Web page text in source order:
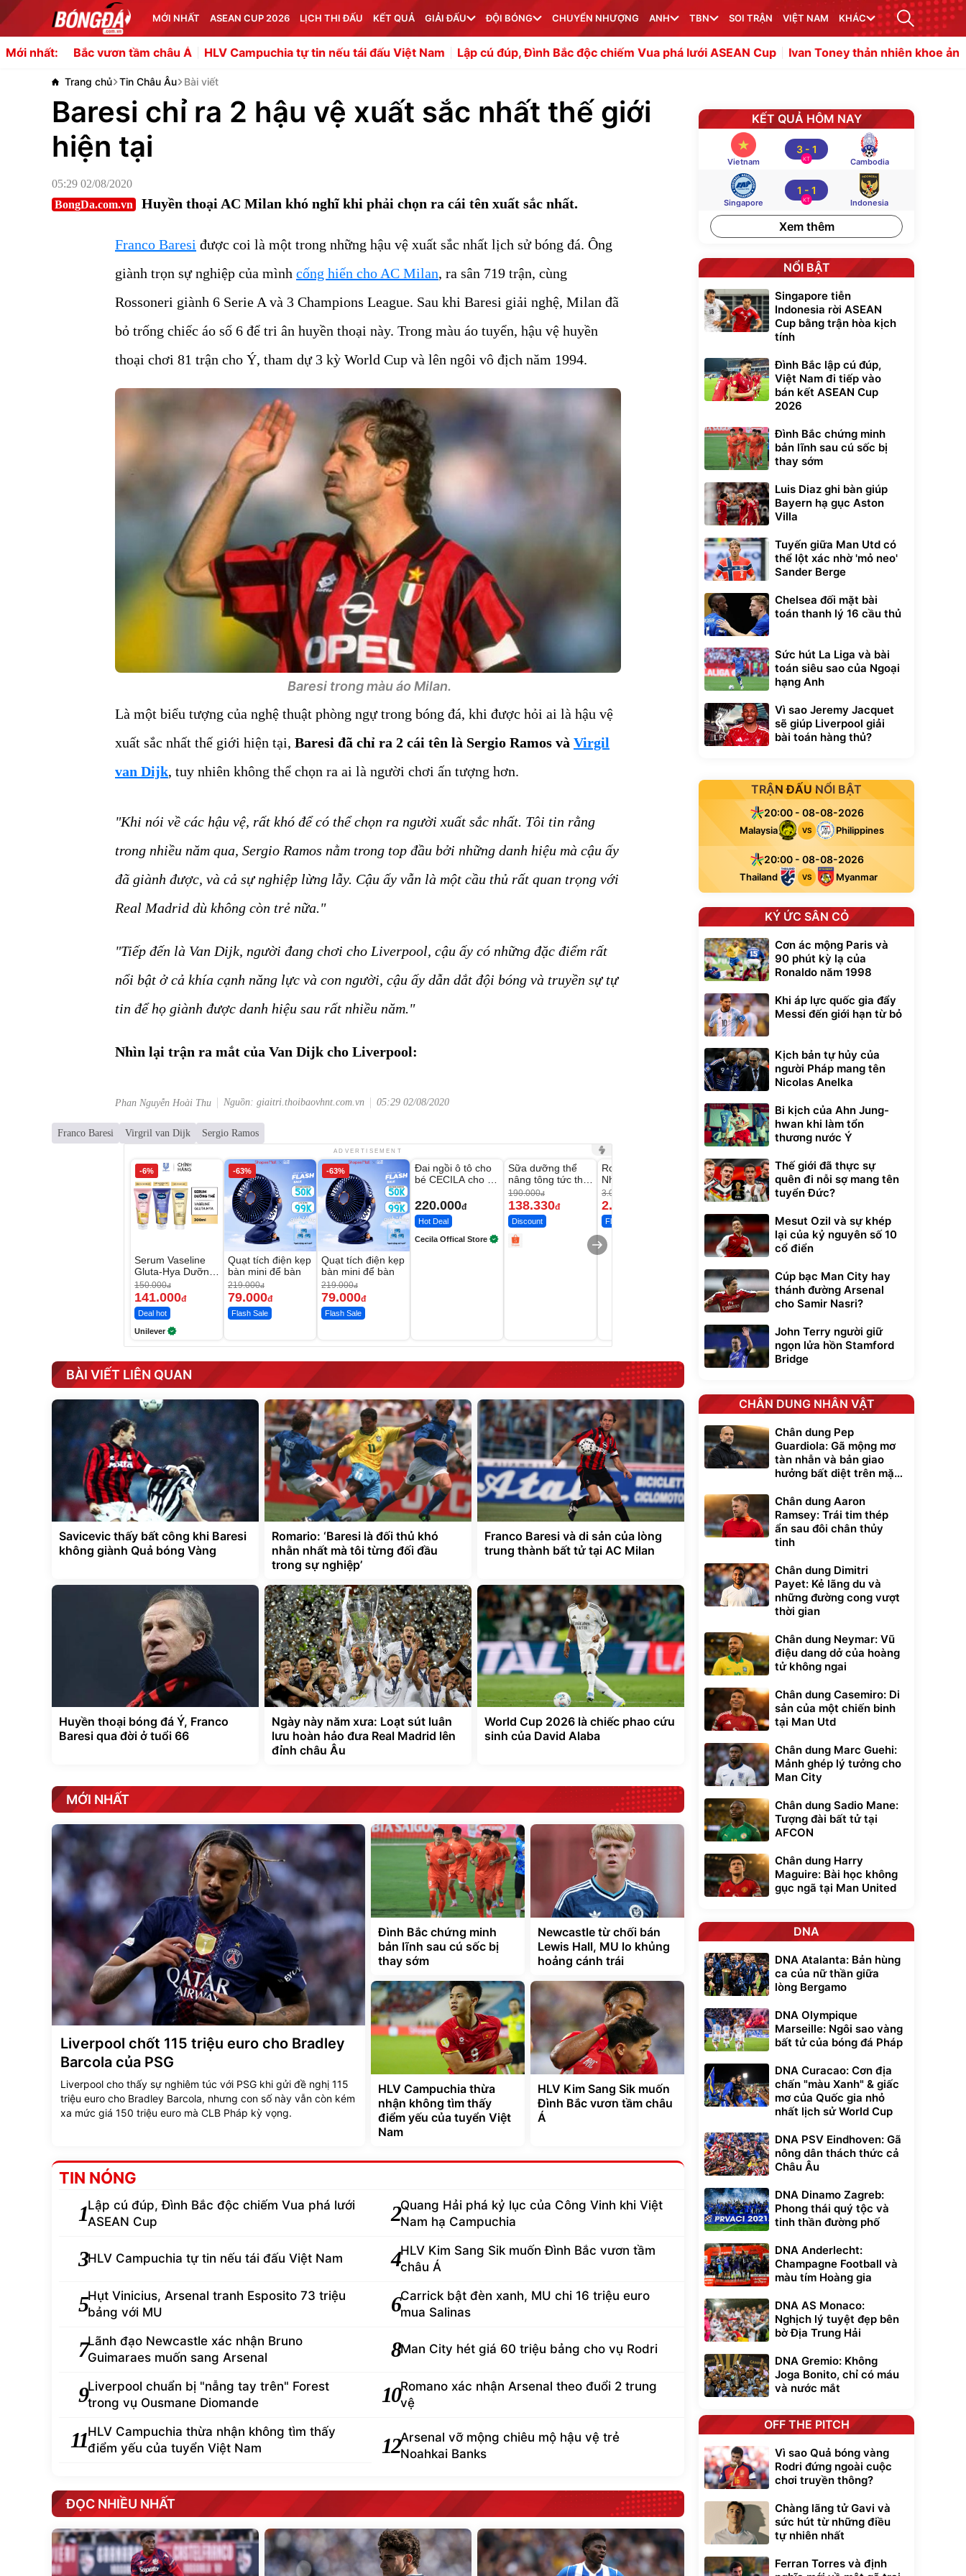
MỚI NHẤT ASEAN CUP 2026 LỊCH THI ĐẤU KẾT QUẢ GIẢI ĐẤU ĐỘI BÓNG CHUYỂN NHƯỢNG ANH TBN SOI TRẬN VIỆT NAM KHÁC
Mới nhất:
vươn tầm châu Á HLV Campuchia tự tin nếu tái đấu Việt Nam Lập cú đúp, Đình Bắc độc chiếm Vua phá lưới ASEAN Cup Ivan Toney thản nhiên khoe ảnh xa hoa dù bị
Trang chủ Tin Châu Âu Bài viết
Baresi chỉ ra 2 hậu vệ xuất sắc nhất thế giới
hiện tại
05:29 02/08/2020
BongDa.com.vn
Huyền thoại AC Milan khó nghĩ khi phải chọn ra cái tên xuất sắc nhất.
Franco Baresi được coi là một trong những hậu vệ xuất sắc nhất lịch sử bóng đá. Ông
giành trọn sự nghiệp của mình cống hiến cho AC Milan, ra sân 719 trận, cùng
Rossoneri giành 6 Serie A và 3 Champions League. Sau khi Baresi giải nghệ, Milan đã
bỏ trống chiếc áo số 6 để tri ân huyền thoại này. Trong màu áo tuyển, hậu vệ huyền
thoại chơi 81 trận cho Ý, tham dự 3 kỳ World Cup và lên ngôi vô địch năm 1994.
Baresi trong màu áo Milan.
Là một biểu tượng của nghệ thuật phòng ngự trong bóng đá, khi được hỏi ai là hậu vệ
xuất sắc nhất thế giới hiện tại, Baresi đã chỉ ra 2 cái tên là Sergio Ramos và Virgil
van Dijk, tuy nhiên không thể chọn ra ai là người chơi ấn tượng hơn.
"Khi nói về các hậu vệ, rất khó để có thể chọn ra người xuất sắc nhất. Tôi tin rằng
trong nhiều năm qua, Sergio Ramos nằm trong top đầu bởi những danh hiệu mà cậu ấy
đã giành được, và cả sự nghiệp lừng lẫy. Cậu ấy vẫn là một cầu thủ rất quan trọng với
Real Madrid dù không còn trẻ nữa."
"Tiếp đến là Van Dijk, người đang chơi cho Liverpool, cậu ấy có những đặc điểm rất
nổi bật ở cả khía cạnh năng lực và con người, cậu ấy dẫn dắt đội bóng và truyền sự tự
tin để họ giành được danh hiệu sau rất nhiều năm."
Nhìn lại trận ra mắt của Van Dijk cho Liverpool:
Phan Nguyễn Hoài Thu Nguồn: giaitri.thoibaovhnt.com.vn 05:29 02/08/2020
Franco Baresi Virgril van Dijk Sergio Ramos
ADVERTISEMENT
-6%
Serum Vaseline
Gluta-Hya Dưỡng
Da Sáng Mịn Sau
7 Ngày
150.000đ
141.000đ
Deal hot
Unilever
-63%
Quạt tích điện kẹp
bàn mini để bàn
219.000đ
79.000đ
Flash Sale
-63%
Quạt tích điện kẹp
bàn mini để bàn
219.000đ
79.000đ
Flash Sale
Đai ngồi ô tô cho
bé CECILA cho bé
220.000đ
Hot Deal
Cecila Offical Store
-27%
Sữa dưỡng thể
nâng tông tức thì
Vaseline Body
190.000đ
138.330đ
Discount
Robot Hút Bụi Lau
Nhà - D2-001 -
Thông Minh
3.000.000
2.200.000
Flash Sale
Vali Bamozo
Khung Nhôm
9066 Size
20/24/28 Cao Cấp
1.000.000đ
825.000
Flash Sale
lưng chống nóng
giúp thoải mái
trong di chuyển
295.000đ
BÀI VIẾT LIÊN QUAN
Savicevic thấy bất công khi Baresi
không giành Quả bóng Vàng
Romario: ‘Baresi là đối thủ khó
nhằn nhất mà tôi từng đối đầu
trong sự nghiệp’
Franco Baresi và di sản của lòng
trung thành bất tử tại AC Milan
Huyền thoại bóng đá Ý, Franco
Baresi qua đời ở tuổi 66
Ngày này năm xưa: Loạt sút luân
lưu hoàn hảo đưa Real Madrid lên
đỉnh châu Âu
World Cup 2026 là chiếc phao cứu
sinh của David Alaba
MỚI NHẤT
Liverpool chốt 115 triệu euro cho Bradley
Barcola của PSG
Liverpool cho thấy sự nghiêm túc với PSG khi gửi đề nghị 115
triệu euro cho Bradley Barcola, nhưng con số này vẫn còn kém
xa mức giá 150 triệu euro mà CLB Pháp kỳ vọng.
Đình Bắc chứng minh
bản lĩnh sau cú sốc bị
thay sớm
Newcastle từ chối bán
Lewis Hall, MU lo khủng
hoảng cánh trái
HLV Campuchia thừa
nhận không tìm thấy
điểm yếu của tuyển Việt
Nam
HLV Kim Sang Sik muốn
Đình Bắc vươn tầm châu
Á
TIN NÓNG
1Lập cú đúp, Đình Bắc độc chiếm Vua phá lưới
ASEAN Cup
2Quang Hải phá kỷ lục của Công Vinh khi Việt
Nam hạ Campuchia
3HLV Campuchia tự tin nếu tái đấu Việt Nam 4HLV Kim Sang Sik muốn Đình Bắc vươn tầm
châu Á
5Hụt Vinicius, Arsenal tranh Esposito 73 triệu
bảng với MU
6Carrick bật đèn xanh, MU chi 16 triệu euro
mua Salinas
7Lãnh đạo Newcastle xác nhận Bruno
Guimaraes muốn sang Arsenal
8Man City hét giá 60 triệu bảng cho vụ Rodri
9Liverpool chuẩn bị "nẫng tay trên" Forest
trong vụ Ousmane Diomande
10Romano xác nhận Arsenal theo đuổi 2 trung
vệ
11HLV Campuchia thừa nhận không tìm thấy
điểm yếu của tuyển Việt Nam
12Arsenal vỡ mộng chiêu mộ hậu vệ trẻ
Noahkai Banks
ĐỌC NHIỀU NHẤT
KẾT QUẢ HÔM NAY
Vietnam
3 - 1
KT Cambodia
Singapore
1 - 1
KT Indonesia
Xem thêm
NỔI BẬT
Singapore tiễn
Indonesia rời ASEAN
Cup bằng trận hòa kịch
tính
Đình Bắc lập cú đúp,
Việt Nam đi tiếp vào
bán kết ASEAN Cup
2026
Đình Bắc chứng minh
bản lĩnh sau cú sốc bị
thay sớm
Luis Diaz ghi bàn giúp
Bayern hạ gục Aston
Villa
Tuyến giữa Man Utd có
thể lột xác nhờ 'mỏ neo'
Sander Berge
Chelsea đối mặt bài
toán thanh lý 16 cầu thủ
Sức hút La Liga và bài
toán siêu sao của Ngoại
hạng Anh
Vì sao Jeremy Jacquet
sẽ giúp Liverpool giải
bài toán hàng thủ?
TRẬN ĐẤU NỔI BẬT
20:00 - 08-08-2026
Malaysia VS Philippines
20:00 - 08-08-2026
Thailand VS Myanmar
KÝ ỨC SÂN CỎ
Cơn ác mộng Paris và
90 phút kỳ lạ của
Ronaldo năm 1998
Khi áp lực quốc gia đẩy
Messi đến giới hạn từ bỏ
Kịch bản tự hủy của
người Pháp mang tên
Nicolas Anelka
Bi kịch của Ahn Jung-
hwan khi làm tổn
thương nước Ý
Thế giới đã thực sự
quên đi nỗi sợ mang tên
tuyển Đức?
Mesut Ozil và sự khép
lại của kỷ nguyên số 10
cổ điển
Cúp bạc Man City hay
thánh đường Arsenal
cho Samir Nasri?
John Terry người giữ
ngọn lửa hồn Stamford
Bridge
CHÂN DUNG NHÂN VẬT
Chân dung Pep
Guardiola: Gã mộng mơ
tàn nhẫn và bản giao
hưởng bất diệt trên mặt
Chân dung Aaron
Ramsey: Trái tim thép
ẩn sau đôi chân thủy
tinh
Chân dung Dimitri
Payet: Kẻ lãng du và
những đường cong vượt
thời gian
Chân dung Neymar: Vũ
điệu dang dở của hoàng
tử không ngai
Chân dung Casemiro: Di
sản của một chiến binh
tại Man Utd
Chân dung Marc Guehi:
Mảnh ghép lý tưởng cho
Man City
Chân dung Sadio Mane:
Tượng đài bất tử tại
AFCON
Chân dung Harry
Maguire: Bài học không
gục ngã tại Man United
DNA
DNA Atalanta: Bản hùng
ca của nữ thần giữa
lòng Bergamo
DNA Olympique
Marseille: Ngôi sao vàng
bất tử của bóng đá Pháp
DNA Curacao: Cơn địa
chấn "màu Xanh" & giấc
mơ của Quốc gia nhỏ
nhất lịch sử World Cup
DNA PSV Eindhoven: Gã
nông dân thách thức cả
Châu Âu
DNA Dinamo Zagreb:
Phong thái quý tộc và
tinh thần đường phố
DNA Anderlecht:
Champagne Football và
màu tím Hoàng gia
DNA AS Monaco:
Nghịch lý tuyệt đẹp bên
bờ Địa Trung Hải
DNA Gremio: Không
Joga Bonito, chỉ có máu
và nước mắt
OFF THE PITCH
Vì sao Quả bóng vàng
Rodri đứng ngoài cuộc
chơi truyền thông?
Chàng lãng tử Gavi và
sức hút từ những điều
tự nhiên nhất
Ferran Torres và định